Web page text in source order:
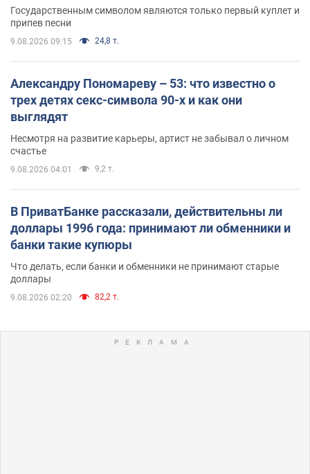
Государственным символом являются только первый куплет и
припев песни
9.08.2026 09:15 24,8 т.
Александру Пономареву – 53: что известно о
трех детях секс-символа 90-х и как они
выглядят
Несмотря на развитие карьеры, артист не забывал о личном
счастье
9.08.2026 04:01 9,2 т.
В ПриватБанке рассказали, действительны ли
доллары 1996 года: принимают ли обменники и
банки такие купюры
Что делать, если банки и обменники не принимают старые
доллары
9.08.2026 02:20 82,2 т.